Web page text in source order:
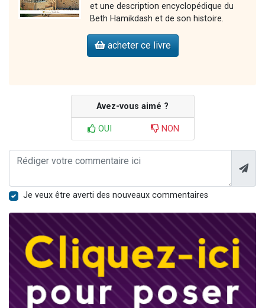
et une description encyclopédique du
Beth Hamikdash et de son histoire.
acheter ce livre
Avez-vous aimé ?
OUI NON
Je veux être averti des nouveaux commentaires